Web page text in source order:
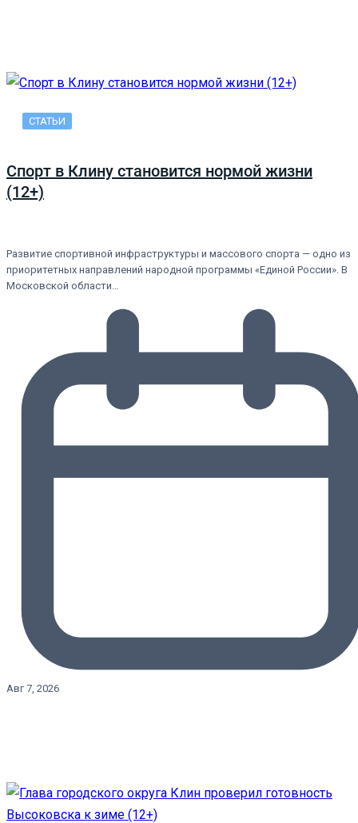
СТАТЬИ
Спорт в Клину становится нормой жизни
(12+)
Развитие спортивной инфраструктуры и массового спорта — одно из
приоритетных направлений народной программы «Единой России». В
Московской области…
Авг 7, 2026